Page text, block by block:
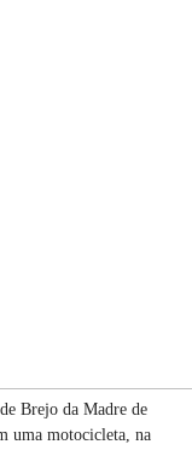
Brejo da Madre de
uma motocicleta, na